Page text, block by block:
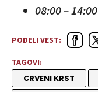
08:00 – 14:00
PODELI VEST:
TAGOVI:
CRVENI KRST